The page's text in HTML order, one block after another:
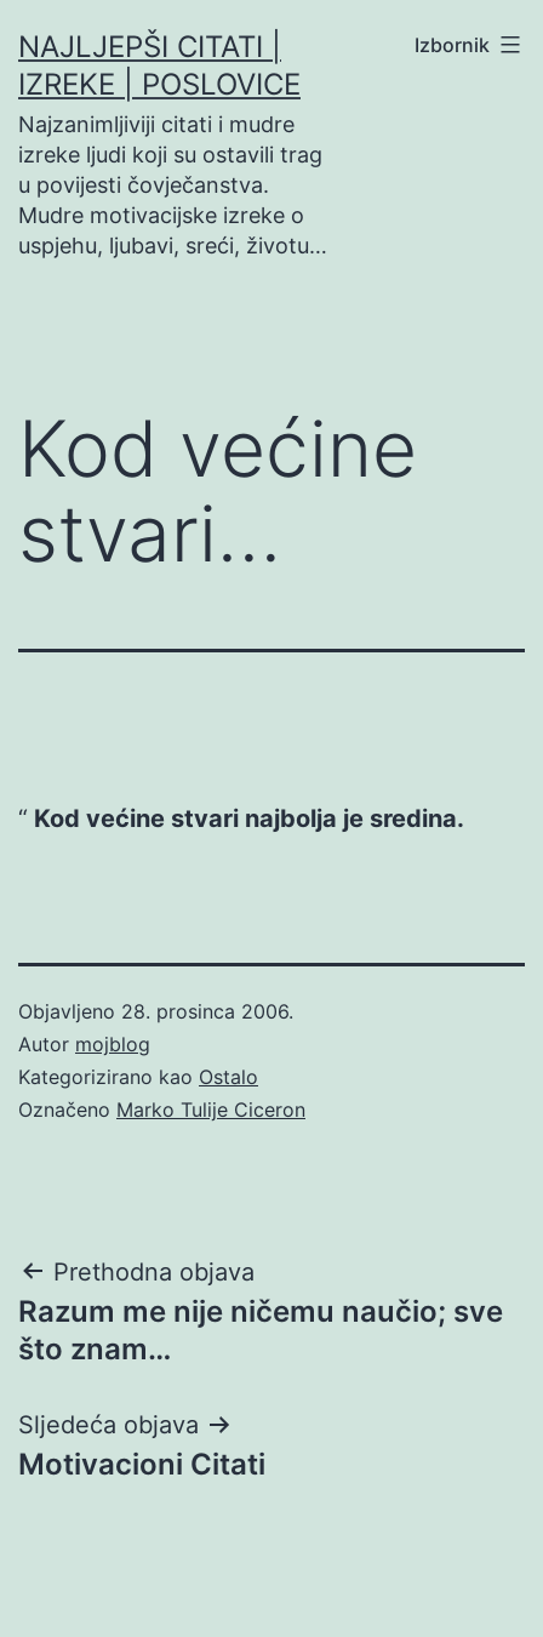
na
sadržaj
NAJLJEPŠI CITATI |
IZREKE | POSLOVICE
Najzanimljiviji citati i mudre
izreke ljudi koji su ostavili trag
u povijesti čovječanstva.
Mudre motivacijske izreke o
uspjehu, ljubavi, sreći, životu…
Izbornik
Kod većine
stvari…
Kod većine stvari najbolja je sredina.
Objavljeno 28. prosinca 2006.
Autor mojblog
Kategorizirano kao Ostalo
Označeno Marko Tulije Ciceron
Navigacija
objava
Prethodna objava
Razum me nije ničemu naučio; sve
što znam…
Sljedeća objava
Motivacioni Citati